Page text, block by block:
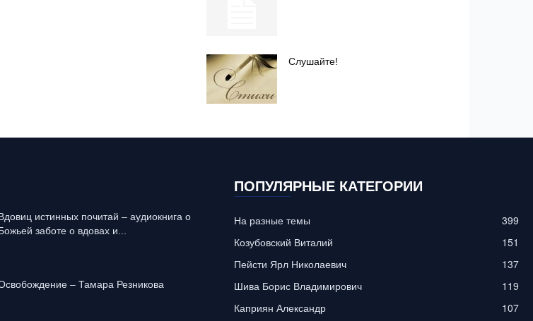
Слушайте!
истинных почитай – аудиокнига о
заботе о вдовах и...
– Тамара Резникова
ПОПУЛЯРНЫЕ КАТЕГОРИИ
На разные темы
399
Козубовский Виталий
151
Пейсти Ярл Николаевич
137
Шива Борис Владимирович
119
Каприян Александр
107